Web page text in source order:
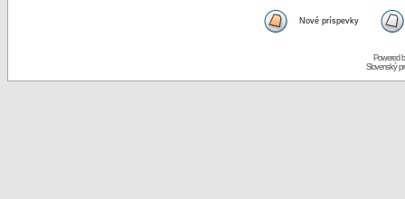
Nové príspevky
Powered
Slovenský